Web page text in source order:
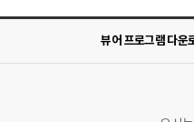
뷰어 프로그램 다운